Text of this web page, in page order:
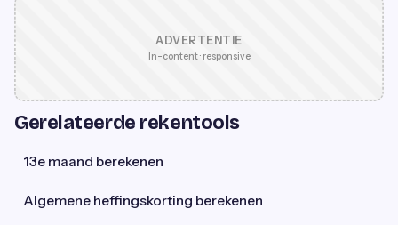
ADVERTENTIE
In-content · responsive
Gerelateerde rekentools
13e maand berekenen
Algemene heffingskorting berekenen